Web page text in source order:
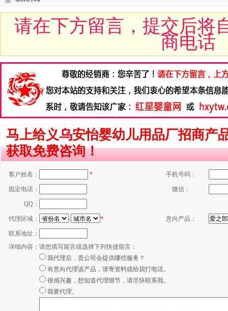
请在下方留言，提交后将
商电话
马上给义乌安怡婴幼儿用品厂招商产
获取免费咨询！
客户姓名： * 手机号码：
固定电话： 微信：
QQ：
代理区域： - * 意向产品：
联系地址：
详细内容： 请您填写留言或选择下列快捷留言：
我代理后，贵公司会提供哪些服务？
有意向代理该产品，请寄资料或给我打电话。
很感兴趣，想知道代理细节，请尽快联系我。
我要代理。